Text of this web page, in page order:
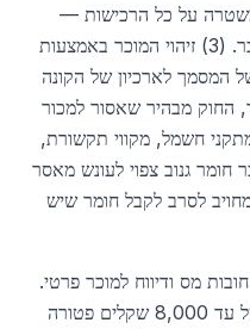
חודשי למשטרה על כל הרכישות —
כמות, מקור, סוג המתכת, פרטי המוכר. (3) זיהוי המוכר באמצעות
המסמך לארכיון של הקונה
החוק מבהיר שאסור למכור
חשמל, מקווי תקשורת,
חומר גנוב צפוי לעונש מאסר
מחויב לסרב לקבל חומר שיש
מס ודיווח למוכר פרטי.
עסקה חד-פעמית של פרטי בסכום של עד 8,000 שקלים פטורה